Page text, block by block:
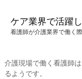
ス
ケア業界で活躍
看護師が介護業界で働く
介護現場で働く看護師
るようです。